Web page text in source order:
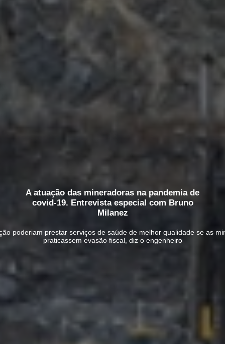
A atuação das mineradoras na pandemia de
covid-19. Entrevista especial com Bruno
Milanez
poderiam prestar serviços de saúde de melhor qualidade se as
praticassem evasão fiscal, diz o engenheiro